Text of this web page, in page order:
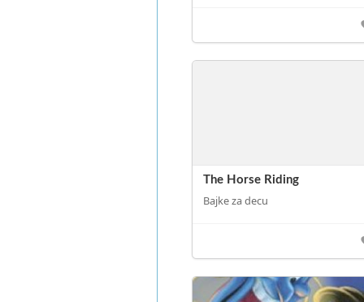
The Horse Riding
Bajke za decu